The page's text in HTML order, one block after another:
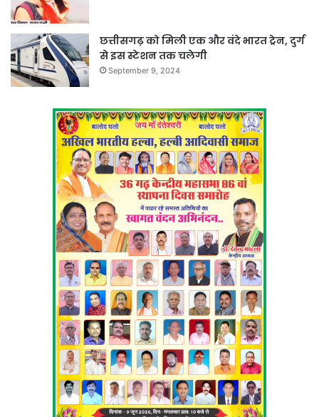
छत्तीसगढ़ को मिली एक और वंदे भारत ट्रेन, दुर्ग
से इस स्टेशन तक चलेगी
September 9, 2024